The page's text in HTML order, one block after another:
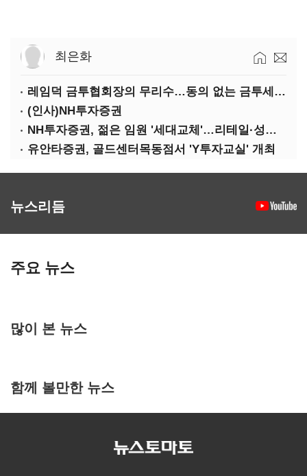
최은화
레임덕 금투협회장의 무리수…동의 없는 금투세 유예 성명문
(인사)NH투자증권
NH투자증권, 젊은 임원 '세대교체'…리테일·성장사업 강화
유안타증권, 골드센터목동점서 'Y투자교실' 개최
뉴스리듬
주요 뉴스
많이 본 뉴스
함께 볼만한 뉴스